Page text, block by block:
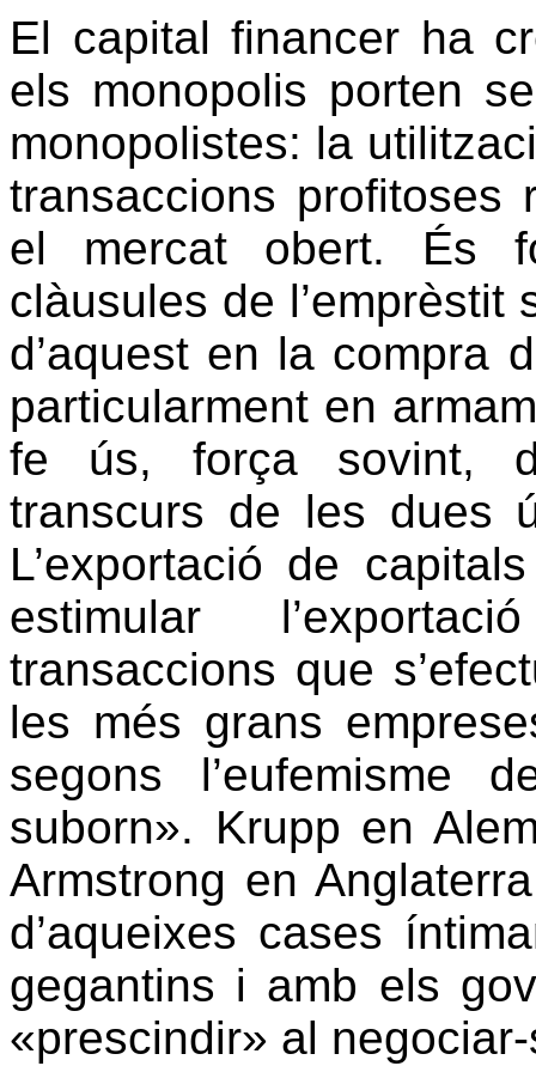
El capital financer ha
els monopolis porten
monopolistes: la
transaccions profitoses
el mercat obert. És
clàusules de l’emprèstit
d’aquest en la compra
particularment en
fe ús, força sovint,
transcurs de les dues
L’exportació de
estimular
transaccions que
les més grans
segons l’eufemisme
suborn». Krupp en
Armstrong en
d’aqueixes cases
gegantins i amb els
«prescindir» al